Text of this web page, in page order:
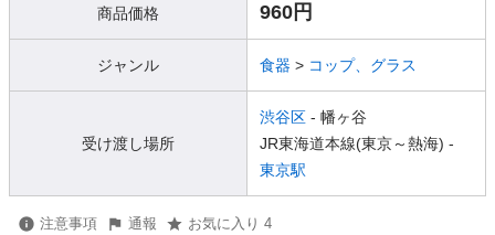
商品価格 960円
ジャンル 食器 > コップ、グラス
受け渡し場所
渋谷区 - 幡ヶ谷
JR東海道本線(東京～熱海) -
東京駅
注意事項 通報 お気に入り 4